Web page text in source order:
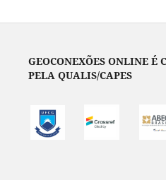
GEOCONEXÕES ONLINE É
PELA QUALIS/CAPES